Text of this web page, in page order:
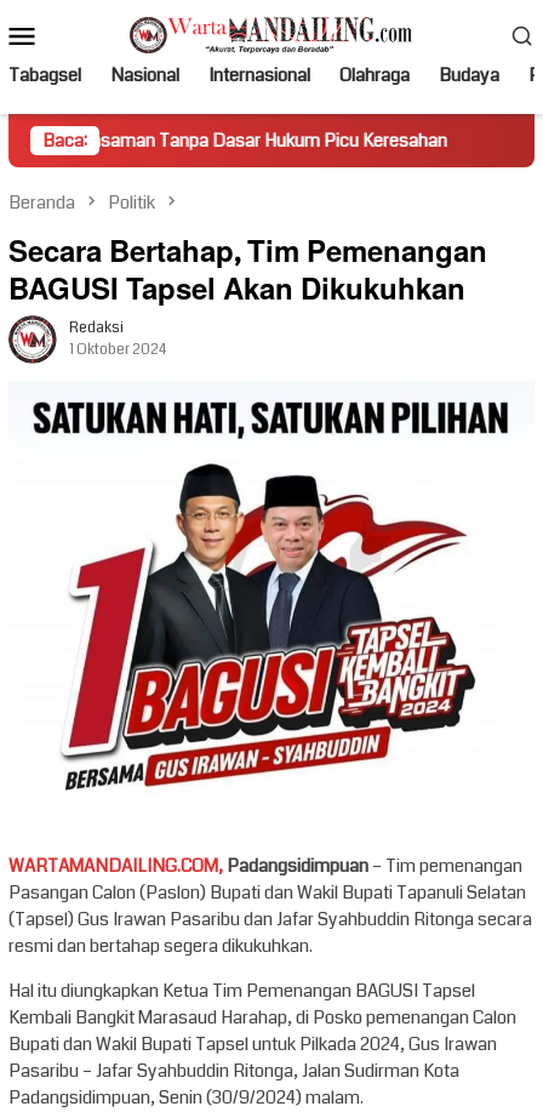
ke
kontenMobile
Tabagsel Nasional Internasional Olahraga Budaya
Baca:
Tanpa Dasar Hukum Picu Keresahan Truk Miring Hambat
Beranda Politik
Secara Bertahap, Tim Pemenangan
BAGUSI Tapsel Akan Dikukuhkan
Redaksi
1 Oktober 2024
WARTAMANDAILING.COM,Padangsidimpuan– Tim pemenangan
Pasangan Calon (Paslon) Bupati dan Wakil Bupati Tapanuli Selatan
(Tapsel) Gus Irawan Pasaribu dan Jafar Syahbuddin Ritonga secara
resmi dan bertahap segera dikukuhkan.
Hal itu diungkapkan Ketua Tim Pemenangan BAGUSI Tapsel
Kembali Bangkit Marasaud Harahap, di Posko pemenangan Calon
Bupati dan Wakil Bupati Tapsel untuk Pilkada 2024, Gus Irawan
Pasaribu – Jafar Syahbuddin Ritonga, Jalan Sudirman Kota
Padangsidimpuan, Senin (30/9/2024) malam.